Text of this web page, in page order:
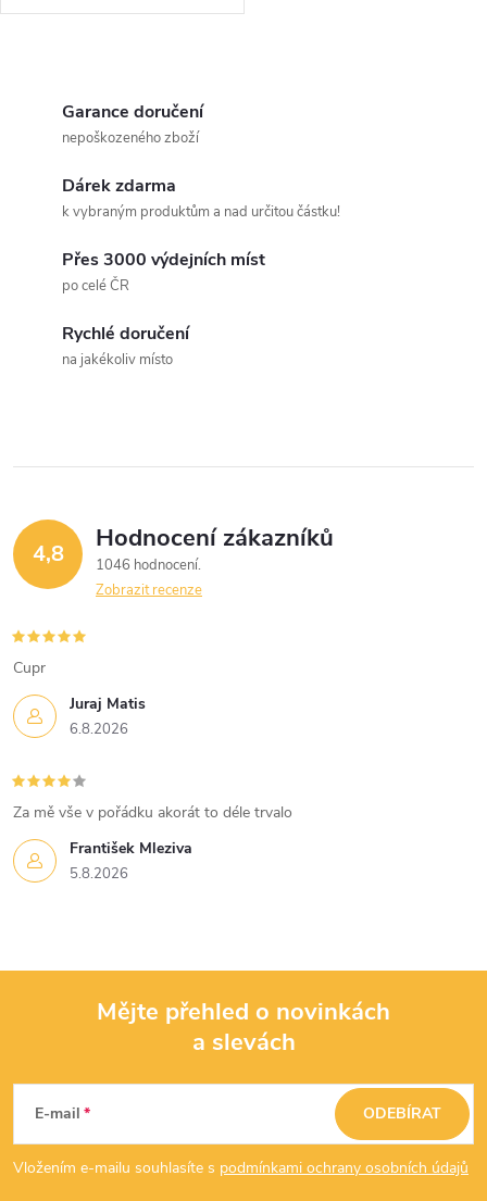
superpotraviny. Pomáhá při
r
v
k
v
ý
p
i
s
u
Garance doručení
nepoškozeného zboží
Dárek zdarma
k vybraným produktům a nad určitou částku!
Přes 3000 výdejních míst
po celé ČR
Rychlé doručení
na jakékoliv místo
4,8 Hodnocení zákazníků
1046 hodnocení
Zobrazit recenze
Juraj Matis
6.8.2026
Cupr
František Mleziva
5.8.2026
Za mě vše v pořádku akorát to déle trvalo
p
Mějte přehled o novinkách
a slevách
E-mail
Vložením e-mailu souhlasíte s podmínkami ochrany osobních údajů
ODEBÍRAT